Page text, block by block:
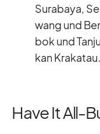
Su­ra­baya,
wang und
bok und
kan Kra­ka­tau.
Have It All-